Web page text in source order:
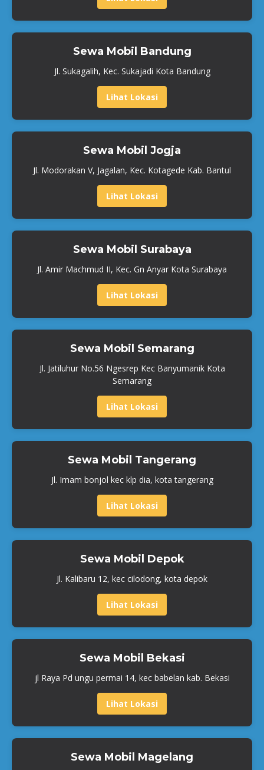
Sewa Mobil Bandung
Jl. Sukagalih, Kec. Sukajadi Kota Bandung
Lihat Lokasi
Sewa Mobil Jogja
Jl. Modorakan V, Jagalan, Kec. Kotagede Kab. Bantul
Lihat Lokasi
Sewa Mobil Surabaya
Jl. Amir Machmud II, Kec. Gn Anyar Kota Surabaya
Lihat Lokasi
Sewa Mobil Semarang
Jl. Jatiluhur No.56 Ngesrep Kec Banyumanik Kota
Semarang
Lihat Lokasi
Sewa Mobil Tangerang
Jl. Imam bonjol kec klp dia, kota tangerang
Lihat Lokasi
Sewa Mobil Depok
Jl. Kalibaru 12, kec cilodong, kota depok
Lihat Lokasi
Sewa Mobil Bekasi
jl Raya Pd ungu permai 14, kec babelan kab. Bekasi
Lihat Lokasi
Sewa Mobil Magelang